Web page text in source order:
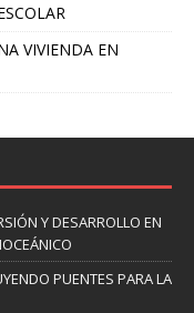
VIVIENDA EN
Y DESARROLLO EN
PUENTES PARA LA